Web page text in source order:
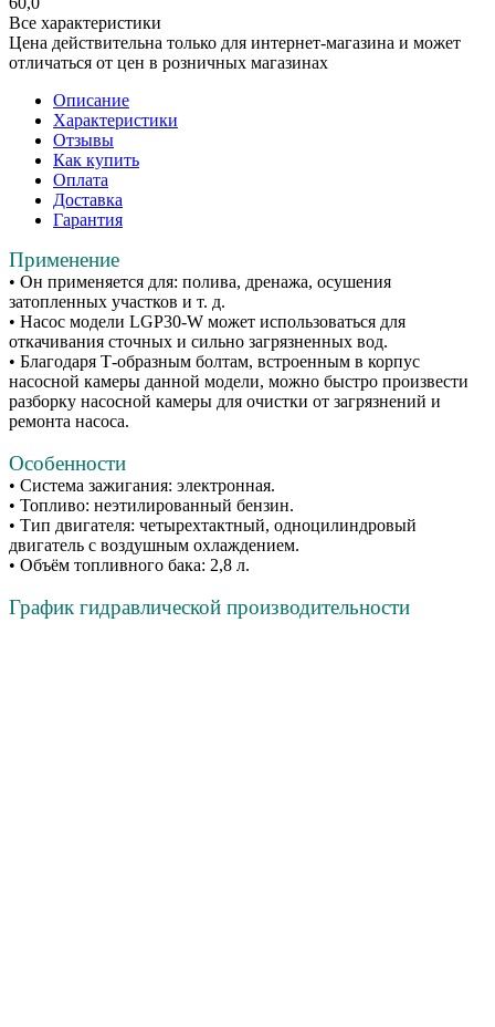
Все характеристики
Цена действительна только для интернет-магазина и может
отличаться от цен в розничных магазинах
Описание
Характеристики
Отзывы
Как купить
Оплата
Доставка
Гарантия
Применение
• Он применяется для: полива, дренажа, осушения
затопленных участков и т. д.
• Насос модели LGP30-W может использоваться для
откачивания сточных и сильно загрязненных вод.
• Благодаря Т-образным болтам, встроенным в корпус
насосной камеры данной модели, можно быстро произвести
разборку насосной камеры для очистки от загрязнений и
ремонта насоса.
Особенности
• Система зажигания: электронная.
• Топливо: неэтилированный бензин.
• Тип двигателя: четырехтактный, одноцилиндровый
двигатель с воздушным охлаждением.
• Объём топливного бака: 2,8 л.
График гидравлической производительности